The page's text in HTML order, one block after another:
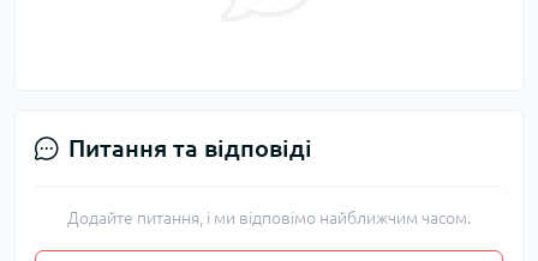
Питання та відповіді
Додайте питання, і ми відповімо найближчим часом.